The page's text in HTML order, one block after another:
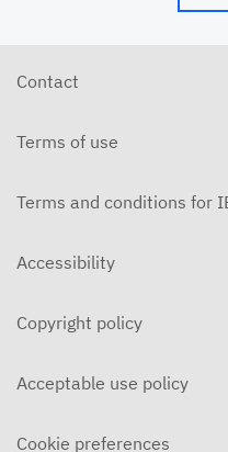
Contact
Terms of use
Terms and conditions for
Accessibility
Copyright policy
Acceptable use policy
Cookie preferences